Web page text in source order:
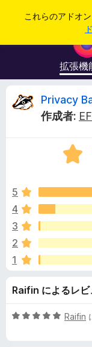
これらのアドオ
ド
拡張機
P
v
a
c
y
B
Privacy
作成者:
5
段
中
.
の
価
5
4
3
2
1
Raifin によるレビ
5
Raifin